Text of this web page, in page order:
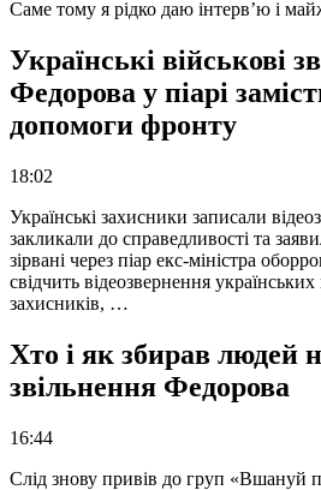
Саме тому я рідко даю інтерв’ю і
Українські військові
Федорова у піарі
допомоги фронту
18:02
Українські захисники записали
закликали до справедливості та
зірвані через піар екс-міністра
свідчить відеозвернення
захисників, …
Хто і як збирав людей
звільнення Федорова
16:44
Слід знову привів до груп «Вшануй